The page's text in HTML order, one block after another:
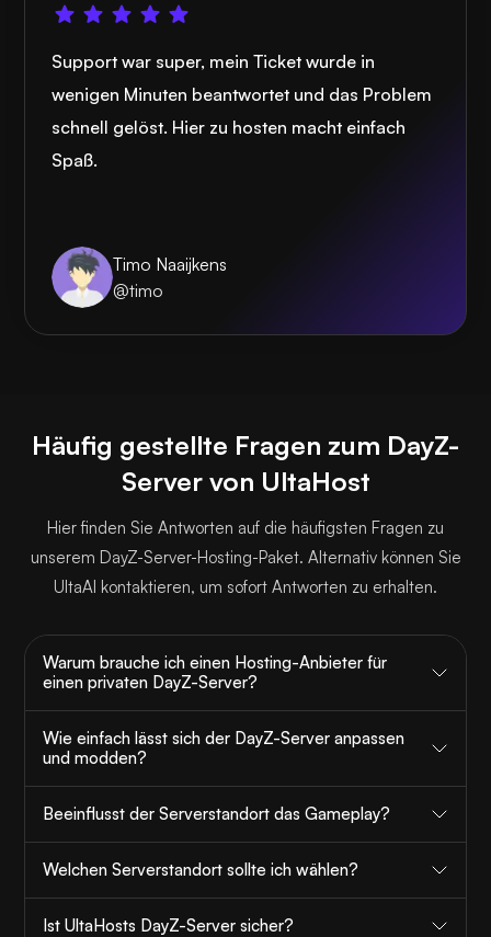
Support war super, mein Ticket wurde in
wenigen Minuten beantwortet und das Problem
schnell gelöst. Hier zu hosten macht einfach
Spaß.
Timo Naaijkens
@timo
Häufig gestellte Fragen zum DayZ-
Server von UltaHost
Hier finden Sie Antworten auf die häufigsten Fragen zu
unserem DayZ-Server-Hosting-Paket. Alternativ können Sie
UltaAI kontaktieren, um sofort Antworten zu erhalten.
Warum brauche ich einen Hosting-Anbieter für
einen privaten DayZ-Server?
Wie einfach lässt sich der DayZ-Server anpassen
und modden?
Beeinflusst der Serverstandort das Gameplay?
Welchen Serverstandort sollte ich wählen?
Ist UltaHosts DayZ-Server sicher?